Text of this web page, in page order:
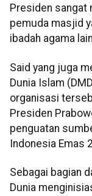
Presiden sangat
pemuda masjid
ibadah agama
Said yang juga
Dunia Islam
organisasi
Presiden
penguatan
Indonesia Emas
Sebagai bagian
Dunia